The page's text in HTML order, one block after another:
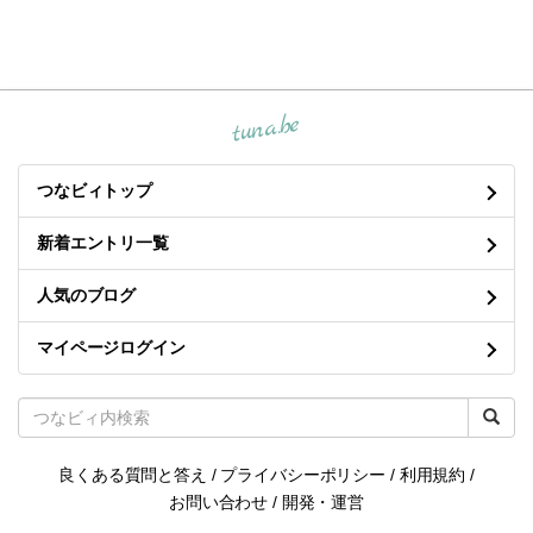
tuna.be
つなビィトップ
新着エントリ一覧
人気のブログ
マイページログイン
良くある質問と答え / プライバシーポリシー / 利用規約 /
お問い合わせ / 開発・運営